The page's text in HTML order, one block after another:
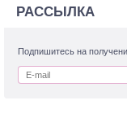
РАССЫЛКА
Подпишитесь на